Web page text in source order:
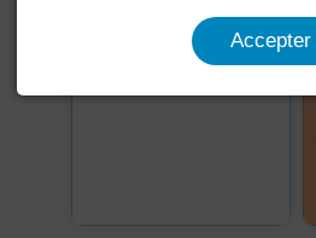
Accepter